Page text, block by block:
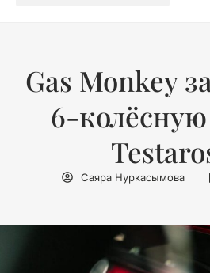
Gas Monkey
6-
Саяра Нуркасымова